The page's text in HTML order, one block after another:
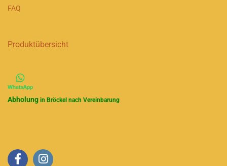
FAQ
Produktübersicht
Abholung in Bröckel nach Vereinbarung